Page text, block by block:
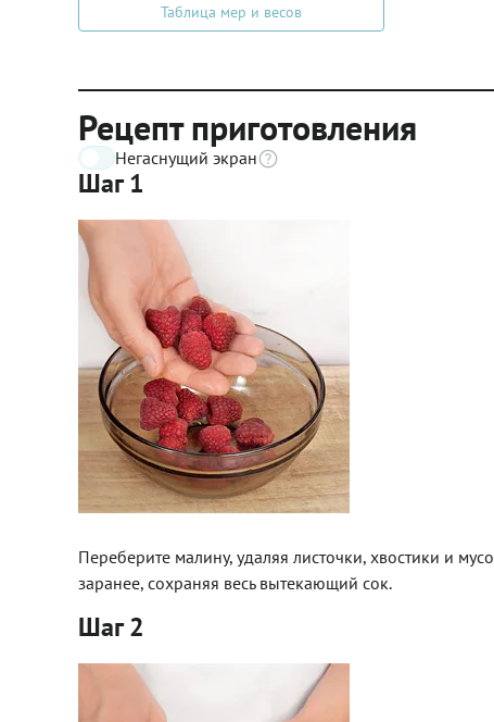
Таблица мер и весов
Рецепт приготовления
Негаснущий экран
Шаг 1
Переберите малину, удаляя листочки, хвостики и
заранее, сохраняя весь вытекающий сок.
Шаг 2